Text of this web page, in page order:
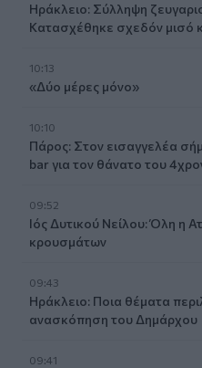
Ηράκλειο: Σύλληψη
Κατασχέθηκε σχεδόν μισό
10:13
«Δύο μέρες μόνο»
10:10
Πάρος: Στον εισαγγελέα
bar για τον θάνατο του
09:52
Ιός Δυτικού Νείλου: Όλη η
κρουσμάτων
09:43
Ηράκλειο: Ποια θέματα
ανασκόπηση του Δημάρχου
09:41